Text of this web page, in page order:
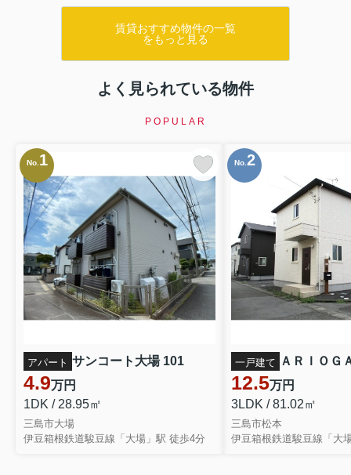
賃貸おすすめ物件の一覧
をもっと見る
よく見られている物件
POPULAR
No. 1
アパート サンコート大場 101
4.9万円
1DK / 28.95㎡
三島市大場
伊豆箱根鉄道駿豆線「大場」駅 徒歩4分
No. 2
一戸建て ＡＲＩＯＧ
12.5万円
3LDK / 81.02㎡
三島市松本
伊豆箱根鉄道駿豆線「大